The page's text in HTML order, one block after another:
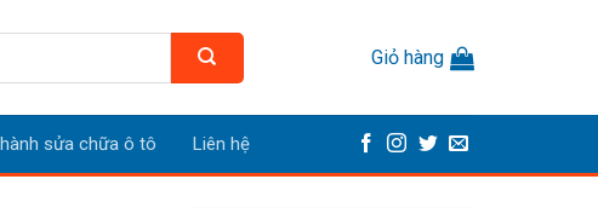
Giỏ hàng
sửa chữa ô tô Liên hệ